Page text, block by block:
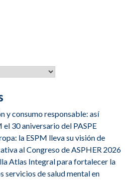
y consumo responsable: así
el 30 aniversario del PASPE
la ESPM lleva su visión de
al Congreso de ASPHER 2026
Atlas Integral para fortalecer la
servicios de salud mental en